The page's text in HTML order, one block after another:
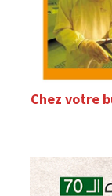
Chez votre